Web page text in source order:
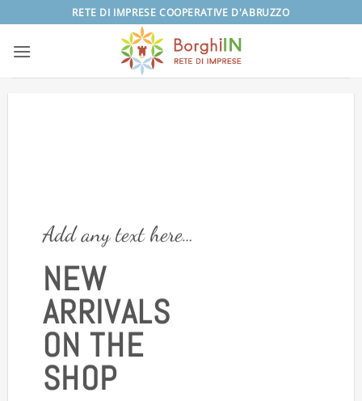
ai
contenuti
RETE DI IMPRESE COOPERATIVE D'ABRUZZO
Add any text here…
NEW
ARRIVALS
ON THE
SHOP